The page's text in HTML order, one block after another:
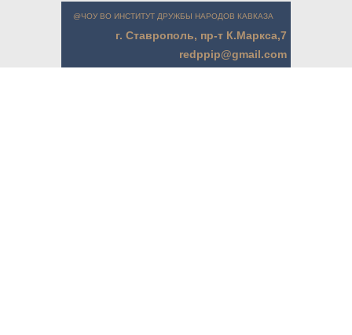
@ЧОУ ВО ИНСТИТУТ ДРУЖБЫ НАРОДОВ КАВКАЗА
г. Ставрополь, пр-т К.Маркса,7
redppip@gmail.com